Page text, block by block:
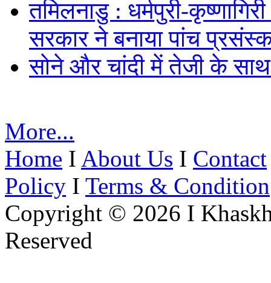
तमिलनाडु : धर्मपुरी-
सरकार ने बनाया पांच
सोने और चांदी में तेजी के
More...
Home I About Us I Contact
Policy I Terms & Condition
Copyright © 2026 I
Reserved